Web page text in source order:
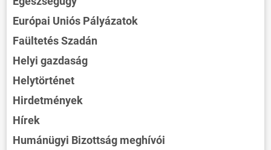
Európai Uniós Pályázatok
Faültetés Szadán
Helyi gazdaság
Helytörténet
Hirdetmények
Hírek
Humánügyi Bizottság meghívói